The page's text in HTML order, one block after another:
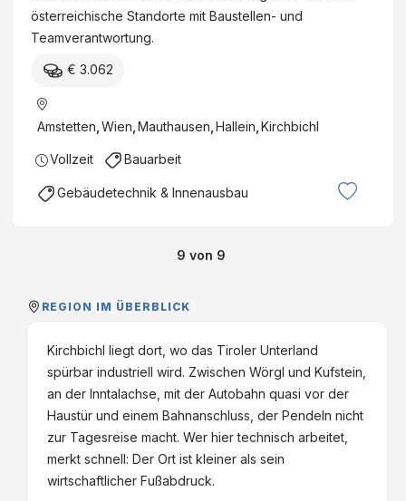
österreichische Standorte mit Baustellen- und
Teamverantwortung.
€ 3.062
Amstetten Wien Mauthausen Hallein Kirchbichl
Vollzeit Bauarbeit
Gebäudetechnik & Innenausbau
9 von 9
REGION IM ÜBERBLICK
Kirchbichl liegt dort, wo das Tiroler Unterland
spürbar industriell wird. Zwischen Wörgl und Kufstein,
an der Inntalachse, mit der Autobahn quasi vor der
Haustür und einem Bahnanschluss, der Pendeln nicht
zur Tagesreise macht. Wer hier technisch arbeitet,
merkt schnell: Der Ort ist kleiner als sein
wirtschaftlicher Fußabdruck.